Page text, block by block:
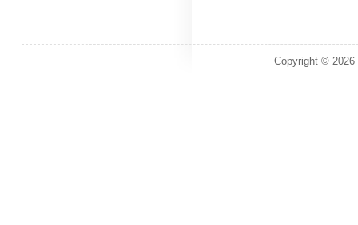
Copyright ©